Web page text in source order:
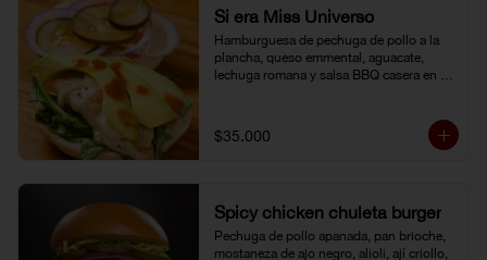
Si era Miss Universo
Hamburguesa de pechuga de pollo a la
plancha, queso emmental, aguacate,
lechuga romana y salsa BBQ casera en
$35.000
Spicy chicken chuleta burger
Pechuga de pollo apanada, pan brioche,
mostaneza de ajo negro, alioli, ají criollo,